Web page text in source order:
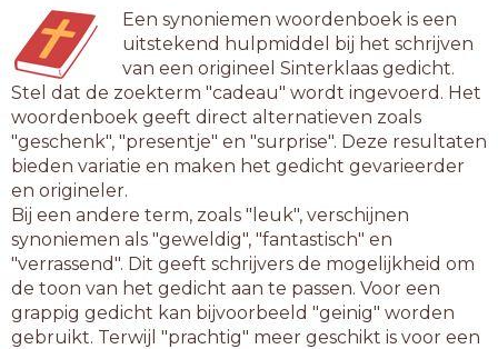
Een synoniemen woordenboek is een
uitstekend hulpmiddel bij het schrijven
van een origineel Sinterklaas gedicht.
Stel dat de zoekterm "cadeau" wordt ingevoerd. Het
woordenboek geeft direct alternatieven zoals
"geschenk", "presentje" en "surprise". Deze resultaten
bieden variatie en maken het gedicht gevarieerder
en origineler.
Bij een andere term, zoals "leuk", verschijnen
synoniemen als "geweldig", "fantastisch" en
"verrassend". Dit geeft schrijvers de mogelijkheid om
de toon van het gedicht aan te passen. Voor een
grappig gedicht kan bijvoorbeeld "geinig" worden
gebruikt. Terwijl "prachtig" meer geschikt is voor een